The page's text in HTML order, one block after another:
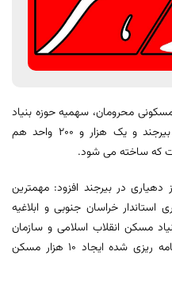
گفت: تاکنون ۶۵۰ واحد مسکونی محرومان، سهمیه حوزه بنیاد
مسکن انقلاب اسلامی برای شهرستان بیرجند و یک هزار و ۲۰۰ واحد هم
که ساخته می شود.
در بیرجند افزود: مهمترین
استاندار خراسان جنوبی و ابلاغیه
مسکن انقلاب اسلامی و سازمان
برنامه و بودجه برای خراسان جنوبی برنامه ریزی شده ایجاد ۱۰ هزار مسکن